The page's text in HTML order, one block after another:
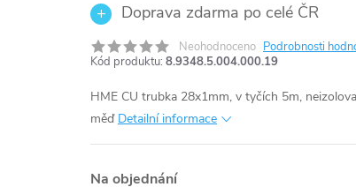
Doprava zdarma po celé ČR
Neohodnoceno Podrobnosti
Kód produktu: 8.9348.5.004.000.19
HME CU trubka 28x1mm, v tyčích 5m,
měď Detailní informace
Na objednání